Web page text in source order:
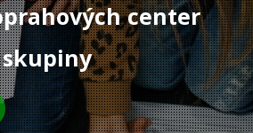
center